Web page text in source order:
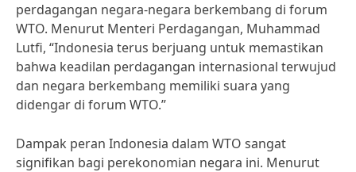
perdagangan negara-negara berkembang di forum
WTO. Menurut Menteri Perdagangan, Muhammad
Lutfi, “Indonesia terus berjuang untuk memastikan
bahwa keadilan perdagangan internasional terwujud
dan negara berkembang memiliki suara yang
didengar di forum WTO.”
Dampak peran Indonesia dalam WTO sangat
signifikan bagi perekonomian negara ini. Menurut